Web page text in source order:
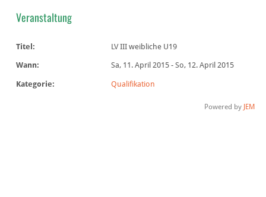
Veranstaltung
Titel: LV III weibliche U19
Wann: Sa, 11. April 2015 - So, 12. April 2015
Kategorie: Qualifikation
Powered by JEM